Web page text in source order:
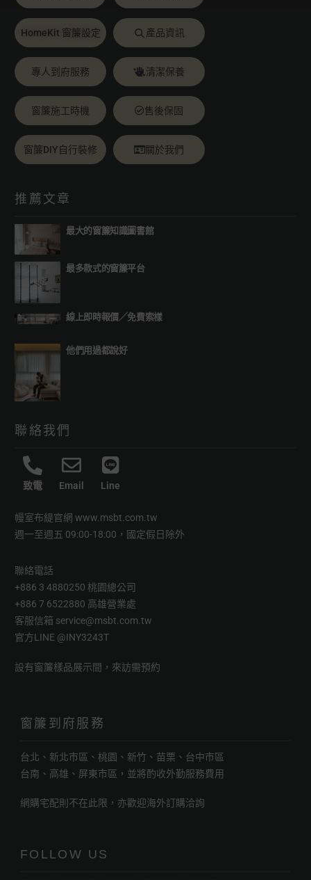
HomeKit 窗簾設定 產品資訊
專人到府服務 清潔保養
窗簾施工時機 售後保固
窗簾DIY自行裝修 關於我們
推薦文章
最大的窗簾知識圖書館
最多款式的窗簾平台
線上即時報價／免費索樣
他們用過都說好
聯絡我們
致電 Email Line
幔室布緹官網www.msbt.com.tw
週一至週五 09:00-18:00，國定假日除外
聯絡電話
+886 3 4880250 桃園總公司
+886 7 6522880 高雄營業處
客服信箱 service@msbt.com.tw
官方LINE @INY3243T
設有窗簾樣品展示間，來訪需預約
窗簾到府服務
台北、新北市區、桃園、新竹、苗栗、台中市區
台南、高雄、屏東市區，並將酌收外勤服務費用
網購宅配則不在此限，亦歡迎海外訂購洽詢
FOLLOW US